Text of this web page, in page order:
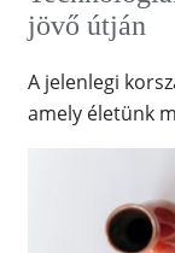
jövő útján
A jelenlegi
amely életünk